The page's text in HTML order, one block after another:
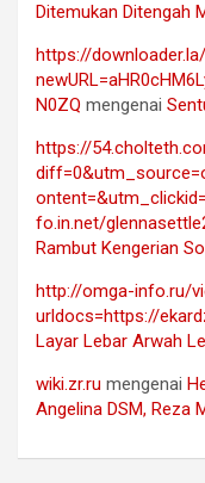
Ditemukan Ditengah
https://
N0ZQ mengenai
https://
fo.in.net/
Rambut Kengerian
http://omga-info.ru/
urldocs=https://
Layar Lebar Arwah
wiki.zr.ru mengenai
Angelina DSM, Reza